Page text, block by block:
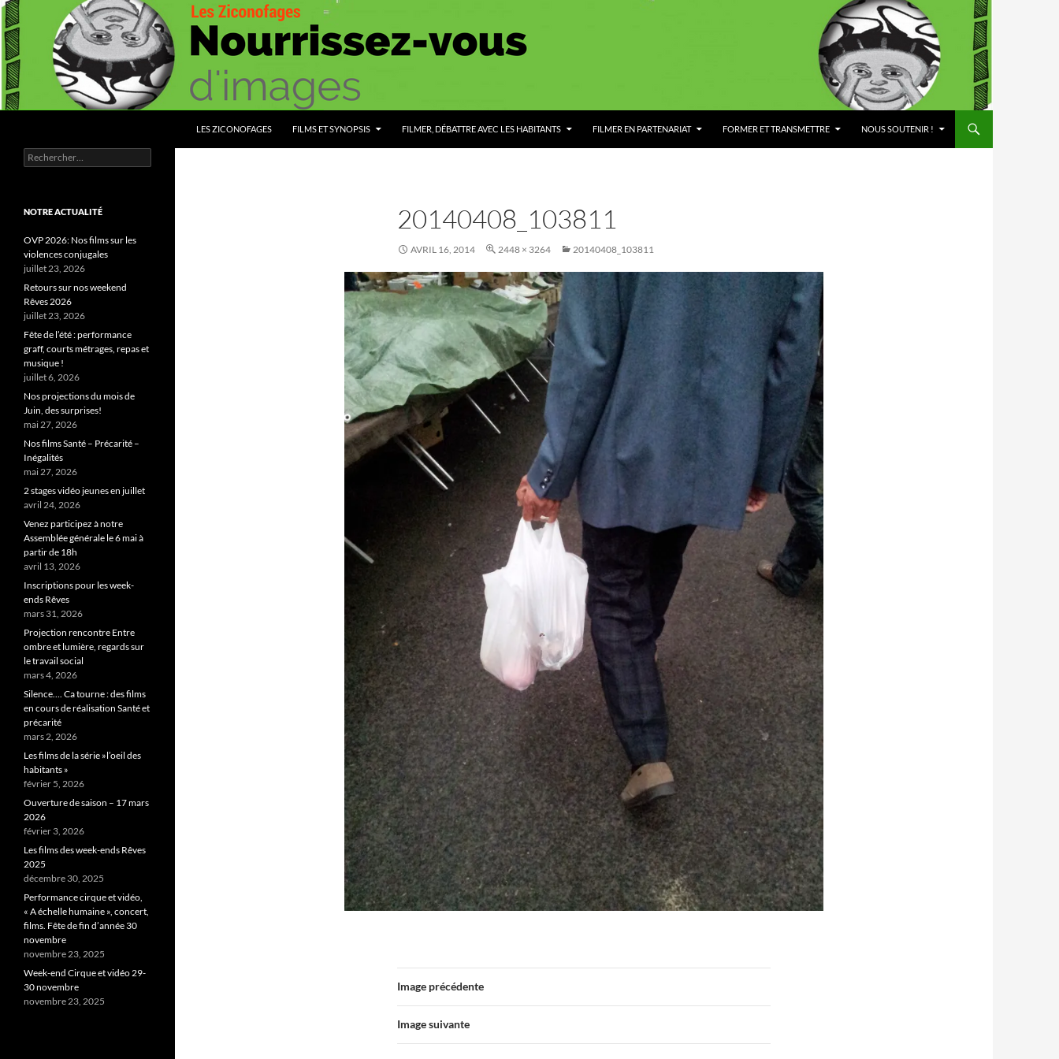
Aller
au
contenu
LES ZICONOFAGES FILMS ET SYNOPSIS FILMER, DÉBATTRE AVEC LES HABITANTS FILMER EN PARTENARIAT FORMER ET TRANSMETTRE NOUS SOUTENIR !
20140408_103811
AVRIL 16, 2014 2448 × 3264 20140408_103811
Image précédente
Image suivante
Nourrissez vous d'images
Rechercher :
NOTRE ACTUALITÉ
OVP 2026: Nos films sur les
violences conjugales
juillet 23, 2026
Retours sur nos weekend
Rêves 2026
juillet 23, 2026
Fête de l’été : performance
graff, courts métrages, repas et
musique !
juillet 6, 2026
Nos projections du mois de
Juin, des surprises!
mai 27, 2026
Nos films Santé – Précarité –
Inégalités
mai 27, 2026
2 stages vidéo jeunes en juillet
avril 24, 2026
Venez participez à notre
Assemblée générale le 6 mai à
partir de 18h
avril 13, 2026
Inscriptions pour les week-
ends Rêves
mars 31, 2026
Projection rencontre Entre
ombre et lumière, regards sur
le travail social
mars 4, 2026
Silence…. Ca tourne : des films
en cours de réalisation Santé et
précarité
mars 2, 2026
Les films de la série »l’oeil des
habitants »
février 5, 2026
Ouverture de saison – 17 mars
2026
février 3, 2026
Les films des week-ends Rêves
2025
décembre 30, 2025
Performance cirque et vidéo,
« A échelle humaine », concert,
films. Fête de fin d’année 30
novembre
novembre 23, 2025
Week-end Cirque et vidéo 29-
30 novembre
novembre 23, 2025